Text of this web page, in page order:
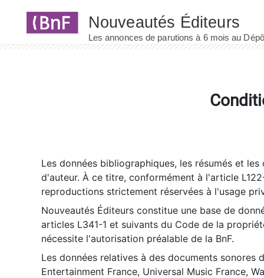
Les données bibliographiques, les résumés et
d'auteur. À ce titre, conformément à l'article
reproductions strictement réservées à l'usage
Nouveautés Éditeurs constitue une base de
articles L341-1 et suivants du Code de la
nécessite l'autorisation préalable de la BnF.
Les données relatives à des documents sonores
Entertainment France, Universal Music France,